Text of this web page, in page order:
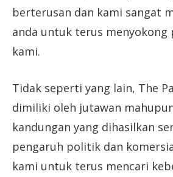
berterusan dan kami sangat
anda untuk terus menyokong
kami.
Tidak seperti yang lain, The
dimiliki oleh jutawan
kandungan yang dihasilkan
pengaruh politik dan
kami untuk terus mencari